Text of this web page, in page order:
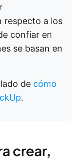
respecto a los
confiar en
se basan en
de cómo
.
crear,